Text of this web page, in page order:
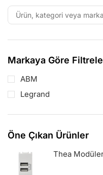
Markaya Göre Filtrele
ABM
Legrand
Öne Çıkan Ürünler